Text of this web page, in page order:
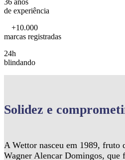
36 anos
de experiência
+10.000
marcas registradas
24h
blindando
Solidez e
A Wettor nasceu em 1989, fruto
Wagner Alencar Domingos, que